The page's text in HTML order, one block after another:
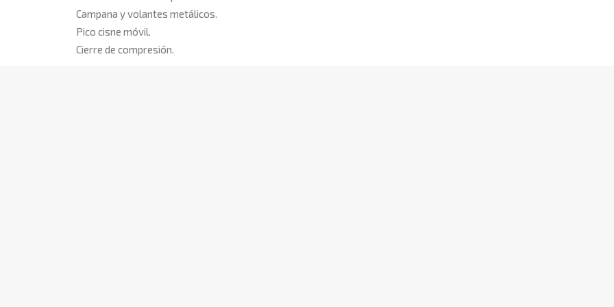
Campana y volantes metálicos.
Pico cisne móvil.
Cierre de compresión.